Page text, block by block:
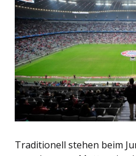
Traditionell stehen beim